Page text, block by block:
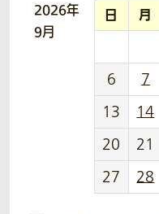
2026年
9月
日 月
6
7
13
14
20
21
27
28